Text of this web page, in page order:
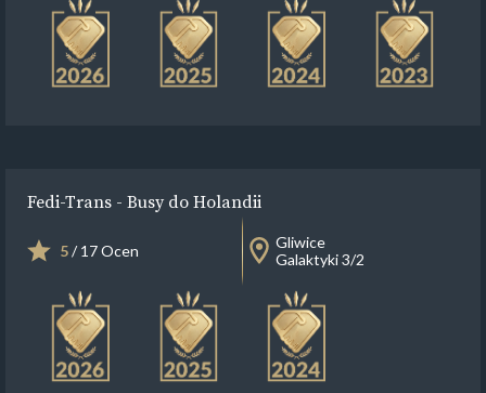
Fedi-Trans - Busy do Holandii
5/ 17 Ocen
Gliwice
Galaktyki 3/2